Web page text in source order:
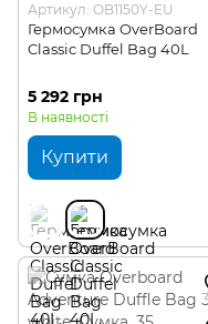
Артикул: OB1150Y-EU
Гермосумка OverBoard
Classic Duffel Bag 40L
5 292 грн
В наявності
Купити